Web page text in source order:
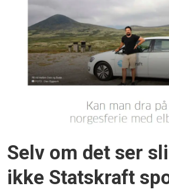
Selv om det ser
ikke Statskraft